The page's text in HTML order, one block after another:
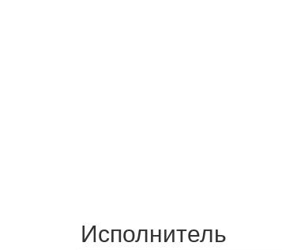
Исполнитель